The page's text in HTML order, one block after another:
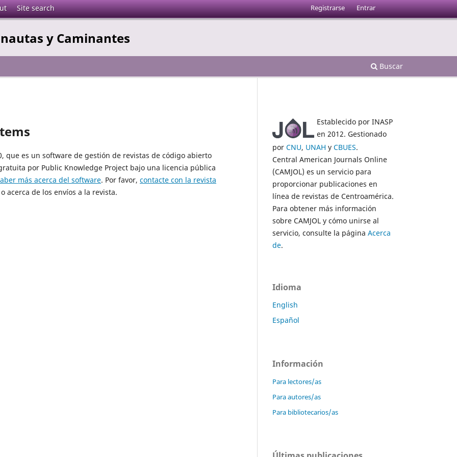
Site search
y Caminantes
Buscar
Registrarse Entrar
que es un software de gestión de revistas de código abierto
por Public Knowledge Project bajo una licencia pública
más acerca del software. Por favor, contacte con la revista
acerca de los envíos a la revista.
Establecido por INASP
en 2012. Gestionado
por CNU, UNAH y CBUES.
Central American Journals Online
(CAMJOL) es un servicio para
proporcionar publicaciones en
línea de revistas de Centroamérica.
Para obtener más información
sobre CAMJOL y cómo unirse al
servicio, consulte la página Acerca
de.
Idioma
English
Español
Información
Para lectores/as
Para autores/as
Para bibliotecarios/as